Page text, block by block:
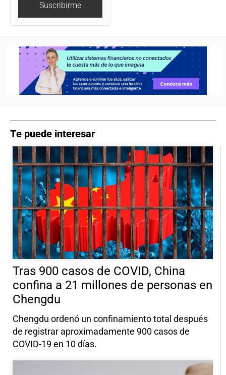
Suscribirme
Te puede interesar
Tras 900 casos de COVID, China
confina a 21 millones de personas en
Chengdu
Chengdu ordenó un confinamiento total después
de registrar aproximadamente 900 casos de
COVID-19 en 10 días.